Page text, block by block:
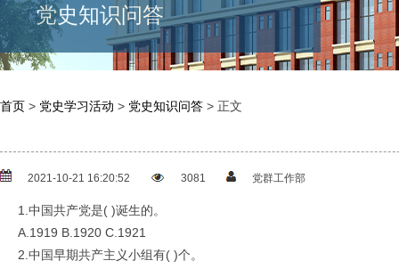
党史知识问答
首页 > 党史学习活动 > 党史知识问答 > 正文
2021-10-21 16:20:52 3081 党群工作部
1.中国共产党是( )诞生的。
A.1919 B.1920 C.1921
2.中国早期共产主义小组有( )个。